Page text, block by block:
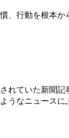
行動を根本
ていた新聞
なニュース